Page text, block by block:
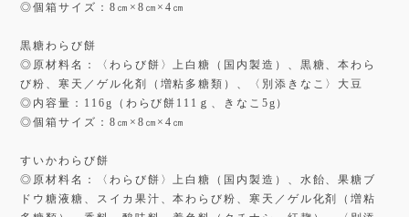
◎個箱サイズ：8㎝×8㎝×4㎝
黒糖わらび餅
◎原材料名：〈わらび餅〉上白糖（国内製造）、黒糖、本わら
び粉、寒天／ゲル化剤（増粘多糖類）、〈別添きなこ〉大豆
◎内容量：116g（わらび餅111ｇ、きなこ5g）
◎個箱サイズ：8㎝×8㎝×4㎝
すいかわらび餅
◎原材料名：〈わらび餅〉上白糖（国内製造）、水飴、果糖ブ
ドウ糖液糖、スイカ果汁、本わらび粉、寒天／ゲル化剤（増粘